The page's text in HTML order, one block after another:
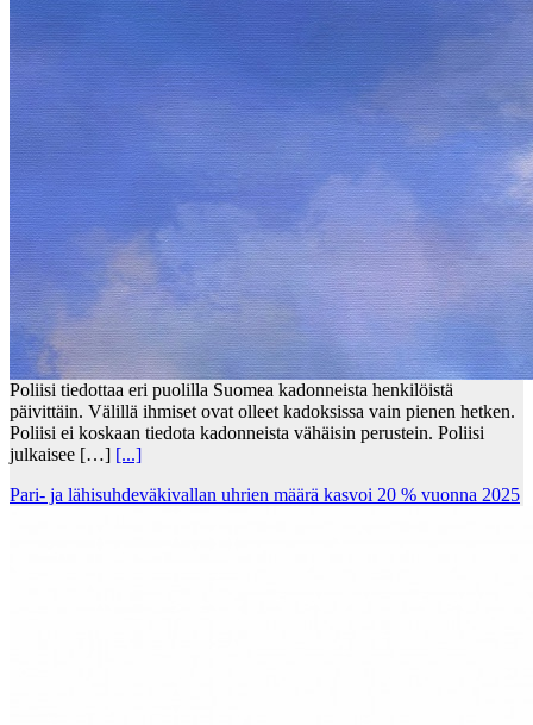
Poliisi tiedottaa eri puolilla Suomea kadonneista henkilöistä
päivittäin. Välillä ihmiset ovat olleet kadoksissa vain pienen hetken.
Poliisi ei koskaan tiedota kadonneista vähäisin perustein. Poliisi
julkaisee […] [...]
Pari- ja lähisuhdeväkivallan uhrien määrä kasvoi 20 % vuonna 2025